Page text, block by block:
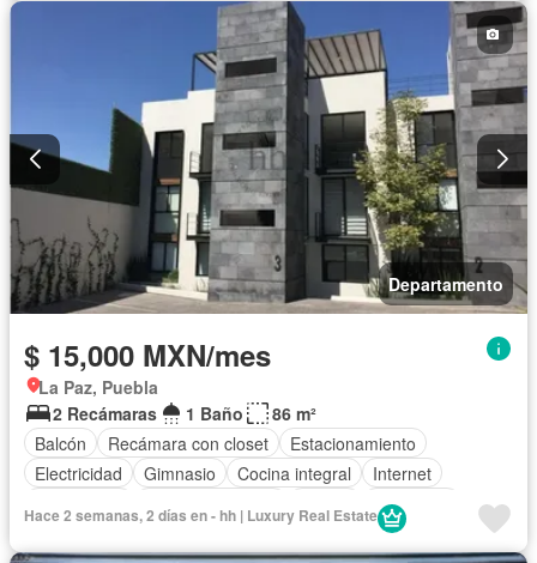
Departamento
$ 15,000 MXN/mes
La Paz, Puebla
2 Recámaras
1 Baño
86 m²
Balcón
Recámara con closet
Estacionamiento
Electricidad
Gimnasio Cocina integral
Internet
Seguridad
Hace 2 semanas, 2 días en - hh | Luxury Real Estate